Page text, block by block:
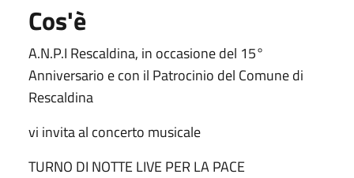
Cos'è
A.N.P.I Rescaldina, in occasione del 15°
Anniversario e con il Patrocinio del Comune di
Rescaldina
vi invita al concerto musicale
TURNO DI NOTTE LIVE PER LA PACE